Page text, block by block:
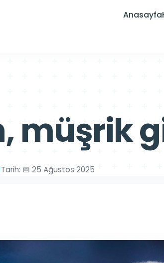
Anasayfa
müşrik
Tarih: 📅 25 Ağustos 2025